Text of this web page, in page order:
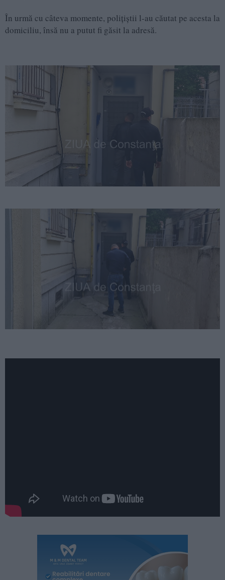
În urmă cu câteva momente, polițiștii l-au căutat pe acesta la
domiciliu, însă nu a putut fi găsit la adresă.